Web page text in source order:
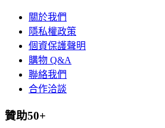
關於我們
隱私權政策
個資保護聲明
購物 Q&A
聯絡我們
合作洽談
贊助50+